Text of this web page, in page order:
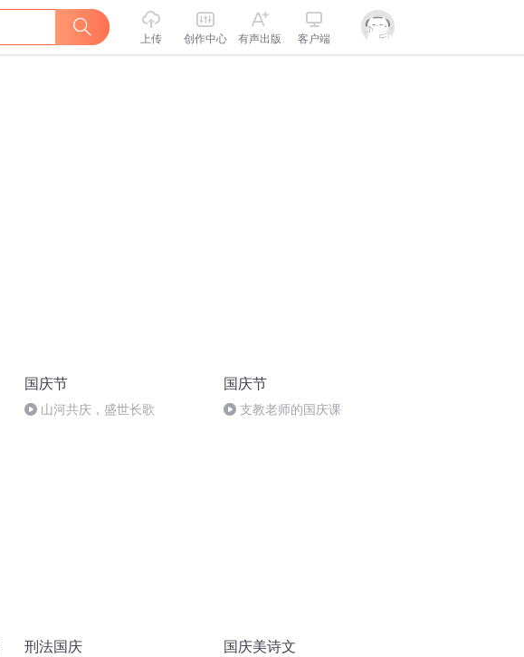
上传 创作中心 有声出版 客户端
国庆节
山河共庆，盛世长歌
国庆节
支教老师的国庆课
刑法国庆 国庆美诗文